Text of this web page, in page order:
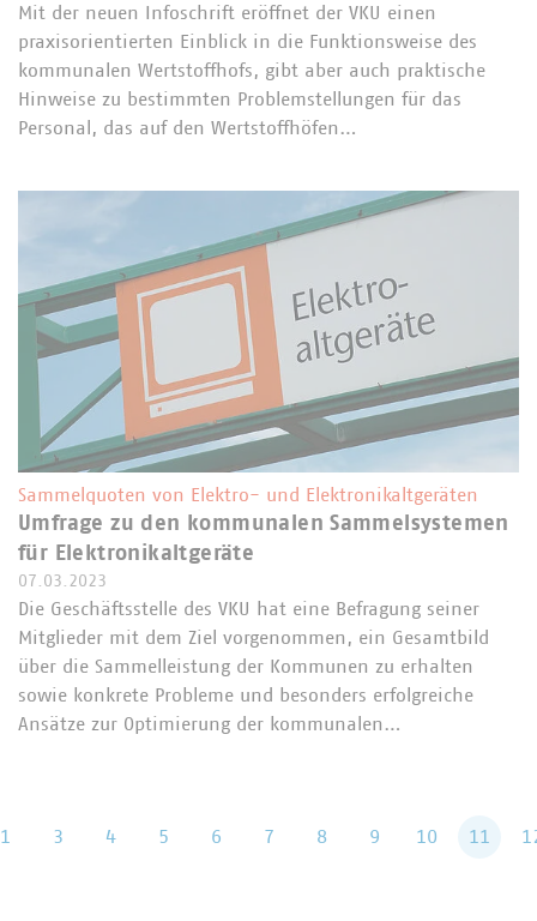
Mit der neuen Infoschrift eröffnet der VKU einen
praxisorientierten Einblick in die Funktionsweise des
kommunalen Wertstoffhofs, gibt aber auch praktische
Hinweise zu bestimmten Problemstellungen für das
Personal, das auf den Wertstoffhöfen…
Sammelquoten von Elektro- und Elektronikaltgeräten
Umfrage zu den kommunalen Sammelsystemen
für Elektronikaltgeräte
07.03.2023
Die Geschäftsstelle des VKU hat eine Befragung seiner
Mitglieder mit dem Ziel vorgenommen, ein Gesamtbild
über die Sammelleistung der Kommunen zu erhalten
sowie konkrete Probleme und besonders erfolgreiche
Ansätze zur Optimierung der kommunalen…
1 3 4 5 6 7 8 9 10 11